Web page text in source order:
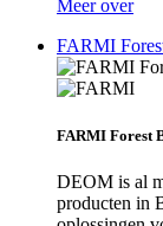
Meer over
FARMI
FARMI Forest
DEOM is al
producten in